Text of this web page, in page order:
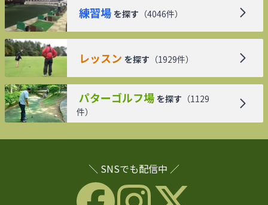
練習場 を探す （4046件）
レッスン を探す （1929件）
パターゴルフ場 を探す （1129
件）
＼ SNSでも配信中 ／